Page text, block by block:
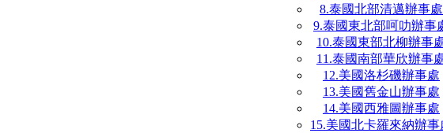
8.泰國北部清邁辦事處
9.泰國東北部呵叻辦事
10.泰國東部北柳辦事
11.泰國南部華欣辦事
12.美國洛杉磯辦事處
13.美國舊金山辦事處
14.美國西雅圖辦事處
15.美國北卡羅來納辦事